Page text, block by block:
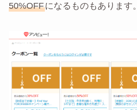
50%OFFになるものもあります。